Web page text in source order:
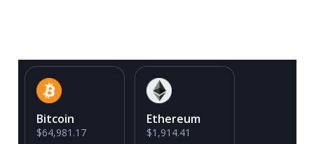
Bitcoin
$64,981.17
Ethereum
$1,914.41